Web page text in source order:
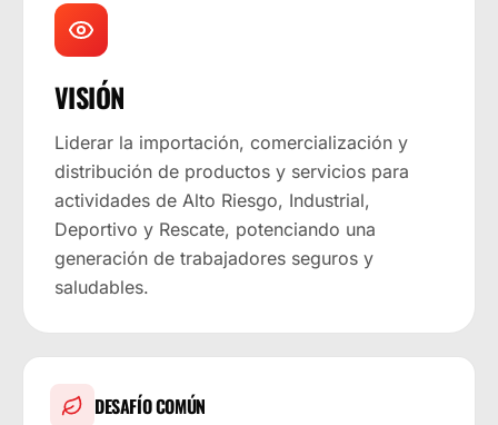
VISIÓN
Liderar la importación, comercialización y
distribución de productos y servicios para
actividades de Alto Riesgo, Industrial,
Deportivo y Rescate, potenciando una
generación de trabajadores seguros y
saludables.
DESAFÍO COMÚN